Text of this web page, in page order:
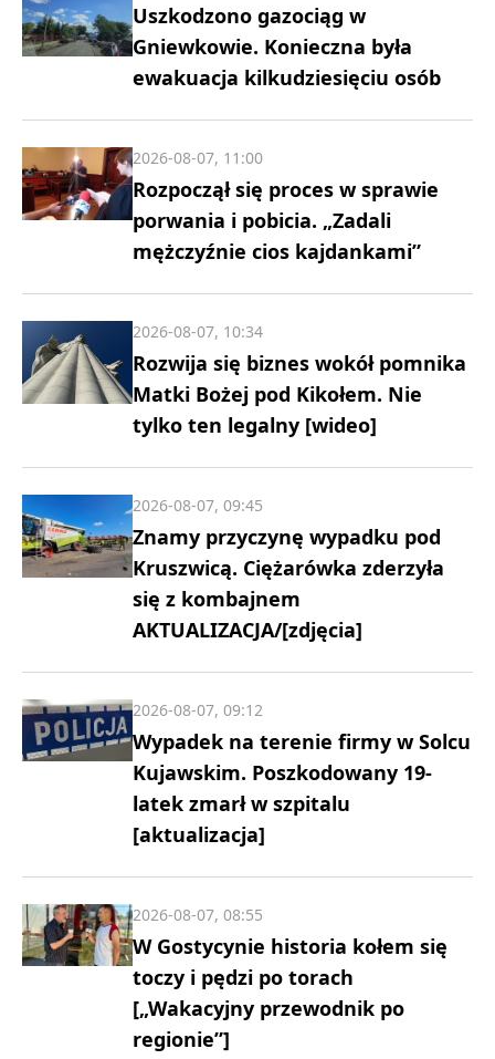
Uszkodzono gazociąg w
Gniewkowie. Konieczna była
ewakuacja kilkudziesięciu osób
Rozpoczął się proces w sprawie
porwania i pobicia. „Zadali
mężczyźnie cios kajdankami”
2026-08-07, 11:00
Rozwija się biznes wokół pomnika
Matki Bożej pod Kikołem. Nie
tylko ten legalny [wideo]
2026-08-07, 10:34
Znamy przyczynę wypadku pod
Kruszwicą. Ciężarówka zderzyła
się z kombajnem
AKTUALIZACJA/[zdjęcia]
2026-08-07, 09:45
Wypadek na terenie firmy w Solcu
Kujawskim. Poszkodowany 19-
latek zmarł w szpitalu
[aktualizacja]
2026-08-07, 09:12
W Gostycynie historia kołem się
toczy i pędzi po torach
[„Wakacyjny przewodnik po
regionie”]
2026-08-07, 08:55